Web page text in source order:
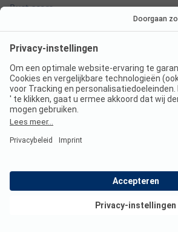
Rust-score
Filter op
Bekijk deals